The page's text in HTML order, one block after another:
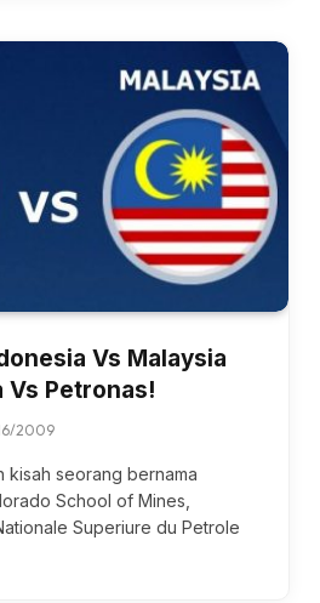
Vs Malaysia
Vs Petronas!
2009
kisah seorang bernama
School of Mines,
Superiure du Petrole